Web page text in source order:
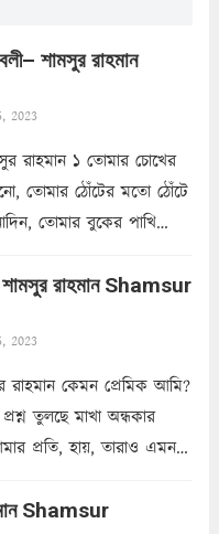
শামসুর রাহমান
2023
রাহমান ১ তোমার চোখের
তোমার ঠোঁটের মতো ঠোঁটে
তোমার বুকের পাখি
ক্লান্তির প্রহরে? মুছে
রাহমান Shamsur
2023
রাহমান কেমন প্রেমিক আমি?
তুলছে মাখা অন্ধকার
প্রতি, হায়, তারাও এমন
দেয়াল নিমেষেই ভীষণ
Shamsur